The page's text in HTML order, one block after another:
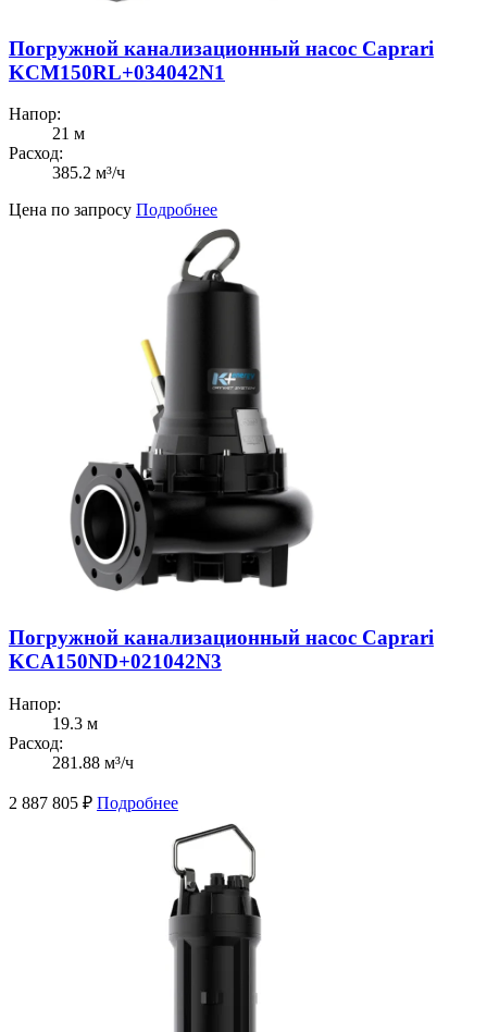
Погружной канализационный насос Caprari
KCM150RL+034042N1
Напор:
21 м
Расход:
385.2 м³/ч
Цена по запросу Подробнее
Погружной канализационный насос Caprari
KCA150ND+021042N3
Напор:
19.3 м
Расход:
281.88 м³/ч
2 887 805 ₽ Подробнее